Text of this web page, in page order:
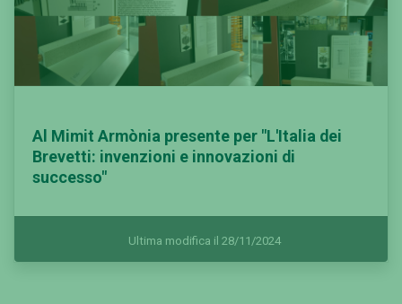
Al Mimit Armònia presente per "L'Italia dei
Brevetti: invenzioni e innovazioni di
successo"
Ultima modifica il 28/11/2024